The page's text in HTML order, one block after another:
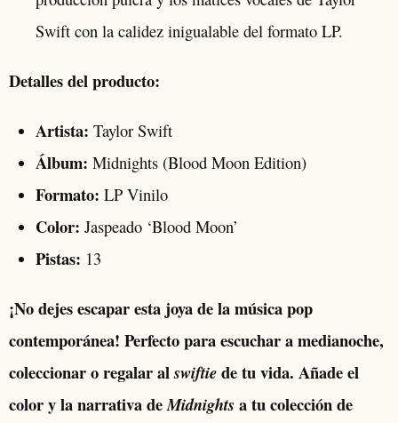
Swift con la calidez inigualable del formato LP.
Detalles del producto:
Artista: Taylor Swift
Álbum: Midnights (Blood Moon Edition)
Formato: LP Vinilo
Color: Jaspeado ‘Blood Moon’
Pistas: 13
¡No dejes escapar esta joya de la música pop
contemporánea! Perfecto para escuchar a medianoche,
coleccionar o regalar alswiftiede tu vida. Añade el
color y la narrativa deMidnights a tu colección de